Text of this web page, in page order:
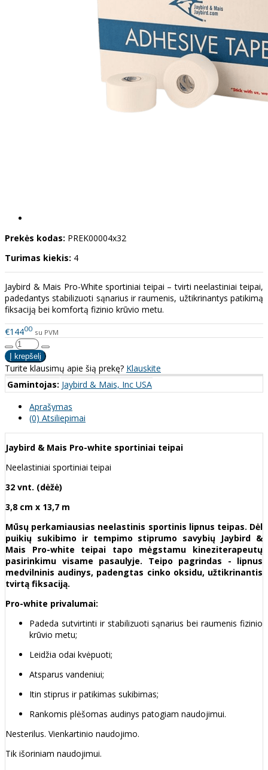
Prekės kodas: PREK00004x32
Turimas kiekis: 4
Jaybird & Mais Pro-White sportiniai teipai – tvirti neelastiniai teipai,
padedantys stabilizuoti sąnarius ir raumenis, užtikrinantys patikimą
fiksaciją bei komfortą fizinio krūvio metu.
€14400 su PVM
Turite klausimų apie šią prekę? Klauskite
Gamintojas: Jaybird & Mais, Inc USA
Aprašymas
(0) Atsiliepimai
Jaybird & Mais Pro-white sportiniai teipai
Neelastiniai sportiniai teipai
32 vnt. (dėžė)
3,8 cm x 13,7 m
Mūsų perkamiausias neelastinis sportinis lipnus teipas. Dėl
puikių sukibimo ir tempimo stiprumo savybių Jaybird &
Mais Pro-white teipai tapo mėgstamu kineziterapeutų
pasirinkimu visame pasaulyje. Teipo pagrindas - lipnus
medvilninis audinys, padengtas cinko oksidu, užtikrinantis
tvirtą fiksaciją.
Pro-white privalumai:
Padeda sutvirtinti ir stabilizuoti sąnarius bei raumenis fizinio
krūvio metu;
Leidžia odai kvėpuoti;
Atsparus vandeniui;
Itin stiprus ir patikimas sukibimas;
Rankomis plėšomas audinys patogiam naudojimui.
Nesterilus. Vienkartinio naudojimo.
Tik išoriniam naudojimui.